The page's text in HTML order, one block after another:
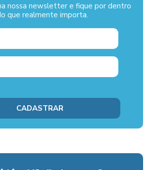
nossa newsletter e fique por dentro
que realmente importa.